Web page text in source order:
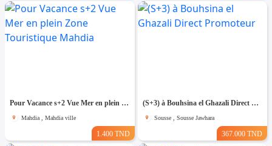
Pour Vacance s+2 Vue Mer en plein Zone Touristique Mahdia
Mahdia , Mahdia ville
1.400 TND
(S+3) à Bouhsina el Ghazali Direct Promoteur
Sousse , Sousse Jawhara
367.000 TND